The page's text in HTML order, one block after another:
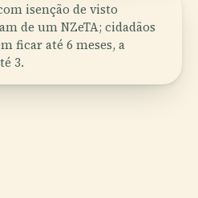
isenção de visto
de um NZeTA; cidadãos
ficar até 6 meses, a
3.